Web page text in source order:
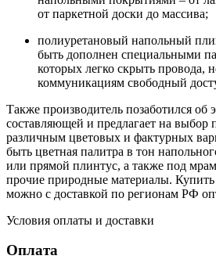
от паркетной доски до массива;
полиуретановый напольный
быть дополнен специальными
которых легко скрыть провода,
коммуникациям свободный
Также производитель позаботился об
составляющей и предлагает на выбор
различным цветовых и фактурных
быть цветная палитра в тон
или прямой плинтус, а также под
прочие природные материалы. Купить
можно с доставкой по регионам РФ
Условия оплаты и доставки
Оплата